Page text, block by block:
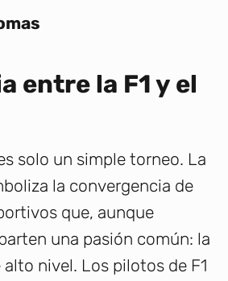
entre la F1 y el
solo un simple torneo. La
la convergencia de
que, aunque
una pasión común: la
nivel. Los pilotos de F1